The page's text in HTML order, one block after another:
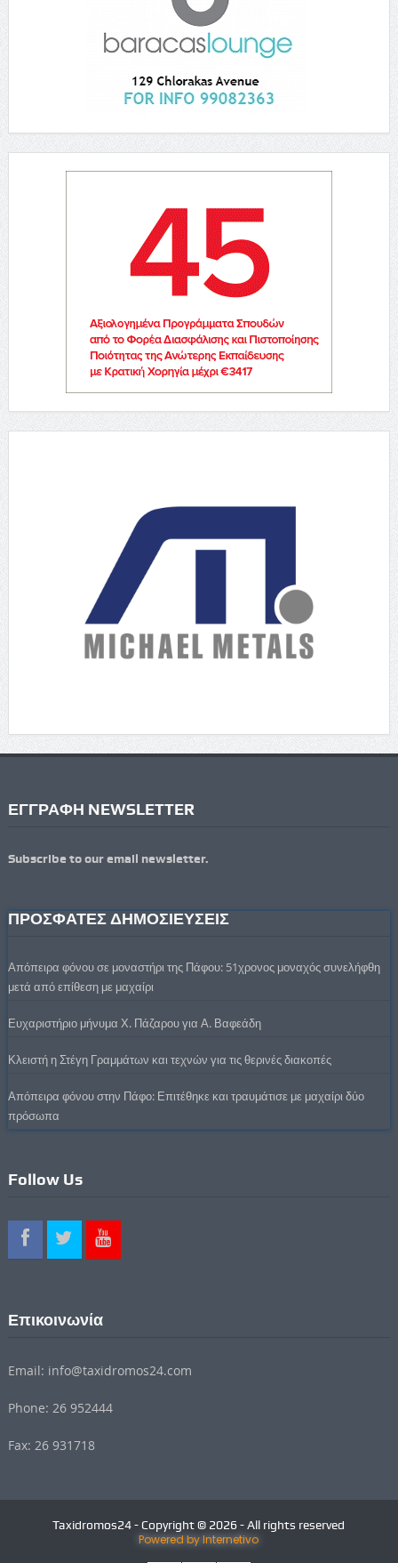
ΕΓΓΡΑΦΗ NEWSLETTER
Subscribe to our email newsletter.
ΠΡΟΣΦΑΤΕΣ ΔΗΜΟΣΙΕΥΣΕΙΣ
Απόπειρα φόνου σε μοναστήρι της Πάφου: 51χρονος μοναχός συνελήφθη
μετά από επίθεση με μαχαίρι
Ευχαριστήριο μήνυμα Χ. Πάζαρου για Α. Βαφεάδη
Κλειστή η Στέγη Γραμμάτων και τεχνών για τις θερινές διακοπές
Απόπειρα φόνου στην Πάφο: Επιτέθηκε και τραυμάτισε με μαχαίρι δύο
πρόσωπα
Follow Us
Επικοινωνία
Email: info@taxidromos24.com
Phone: 26 952444
Fax: 26 931718
Taxidromos24 - Copyright © 2026 - All rights reserved
Powered by Internetivo